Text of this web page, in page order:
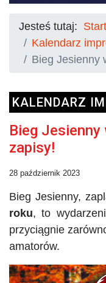
Jesteś tutaj: Start
Kalendarz
Bieg Jesienny
KALENDARZ
Bieg Jesienny
zapisy!
28 październik 2023
Bieg Jesienny,
roku, to
przyciągnie
amatorów.